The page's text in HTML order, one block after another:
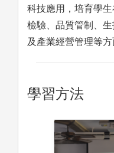
科技應用，培育學
檢驗、品質管制、
及產業經營管理等
學習方法